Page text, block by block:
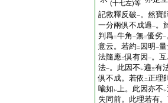
(十七左)等
記救釋反破一。然寶
一分兩倶不成過一。
判爲二牛角 一無二優劣一
意云。若約 二 因明 一
法隨應二倶有因 一。
法一。此因不 レ遍三有
倶不成。若依 二正理
喩如 レ上。此因亦不 レ
失同前。此理若有